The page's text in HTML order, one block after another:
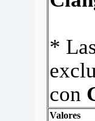
*
con
Valores